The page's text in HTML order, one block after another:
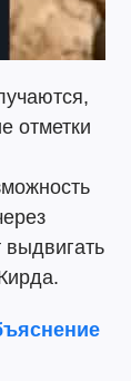
отметки
выдвигать